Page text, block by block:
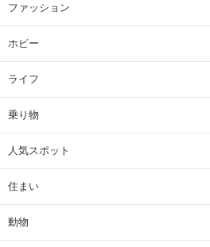
ファッション
ホビー
ライフ
乗り物
人気スポット
住まい
動物